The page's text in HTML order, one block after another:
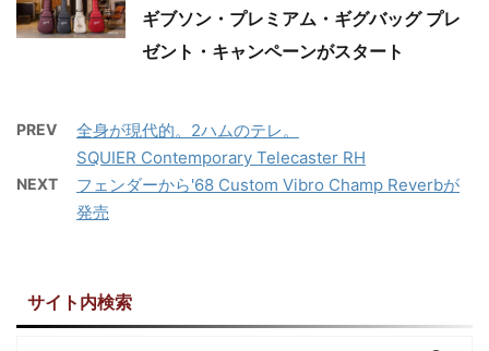
ギブソン・プレミアム・ギグバッグ プレ
ゼント・キャンペーンがスタート
PREV
全身が現代的。2ハムのテレ。
SQUIER Contemporary Telecaster RH
NEXT
フェンダーから'68 Custom Vibro Champ Reverbが
発売
サイト内検索